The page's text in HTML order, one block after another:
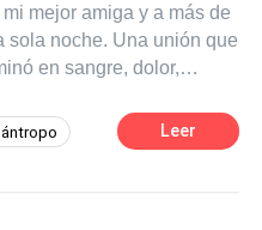
mejor amiga y a más de
sola noche. Una unión que
en sangre, dolor,
Venganza. Tuve que
esconderme, sino para
Leer